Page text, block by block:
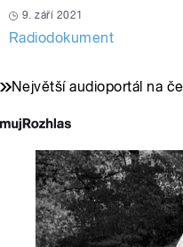
9. září 2021
Radiodokument
Největší audioportál na